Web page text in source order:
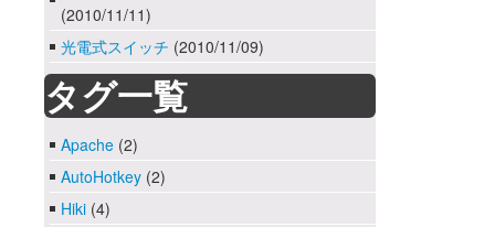
(2010/11/11)
光電式スイッチ (2010/11/09)
タグ一覧
Apache (2)
AutoHotkey (2)
Hiki (4)